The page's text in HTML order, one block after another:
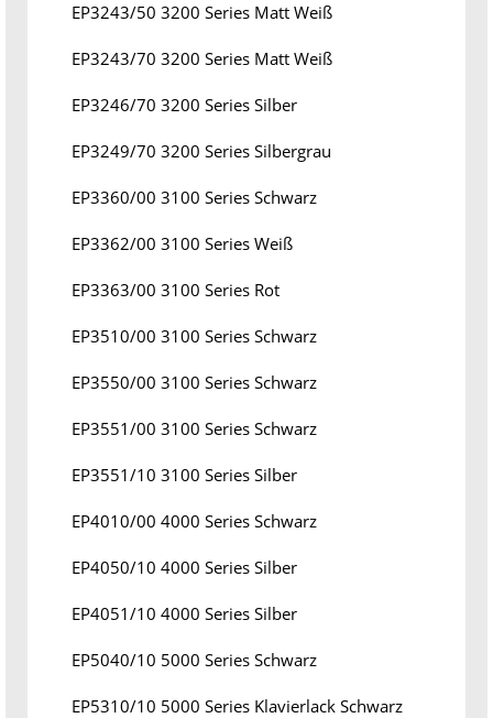
EP3243/50 3200 Series Matt Weiß
EP3243/70 3200 Series Matt Weiß
EP3246/70 3200 Series Silber
EP3249/70 3200 Series Silbergrau
EP3360/00 3100 Series Schwarz
EP3362/00 3100 Series Weiß
EP3363/00 3100 Series Rot
EP3510/00 3100 Series Schwarz
EP3550/00 3100 Series Schwarz
EP3551/00 3100 Series Schwarz
EP3551/10 3100 Series Silber
EP4010/00 4000 Series Schwarz
EP4050/10 4000 Series Silber
EP4051/10 4000 Series Silber
EP5040/10 5000 Series Schwarz
EP5310/10 5000 Series Klavierlack Schwarz